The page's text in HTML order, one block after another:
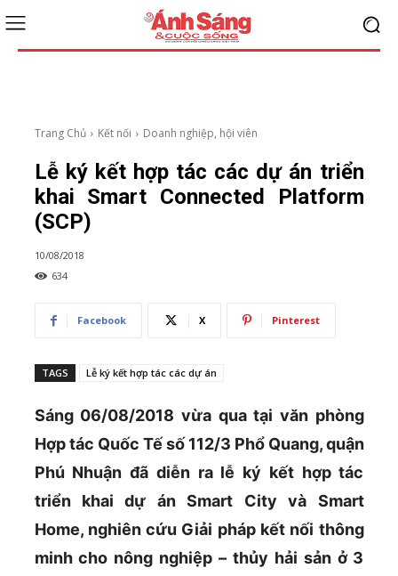
Trang Chủ Kết nối Doanh nghiệp, hội viên
Lễ ký kết hợp tác các dự án triển
khai Smart Connected Platform
(SCP)
10/08/2018
634
Facebook X Pinterest
TAGS Lễ ký kết hợp tác các dự án
Sáng 06/08/2018 vừa qua tại văn phòng
Hợp tác Quốc Tế số 112/3 Phổ Quang, quận
Phú Nhuận đã diễn ra lễ ký kết hợp tác
triển khai dự án Smart City và Smart
Home, nghiên cứu Giải pháp kết nối thông
minh cho nông nghiệp – thủy hải sản ở 3